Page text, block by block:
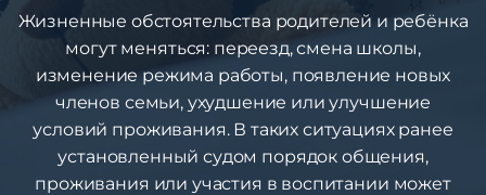
Жизненные обстоятельства родителей и ребёнка
могут меняться: переезд, смена школы,
изменение режима работы, появление новых
членов семьи, ухудшение или улучшение
условий проживания. В таких ситуациях ранее
установленный судом порядок общения,
проживания или участия в воспитании может